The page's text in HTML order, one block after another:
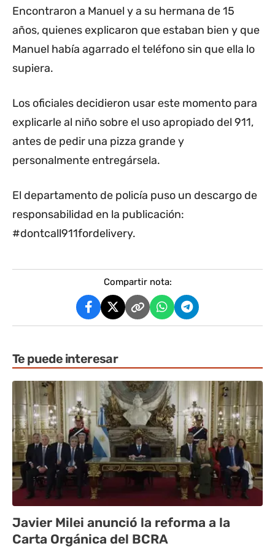
Encontraron a Manuel y a su hermana de 15
años, quienes explicaron que estaban bien y que
Manuel había agarrado el teléfono sin que ella lo
supiera.
Los oficiales decidieron usar este momento para
explicarle al niño sobre el uso apropiado del 911,
antes de pedir una pizza grande y
personalmente entregársela.
El departamento de policía puso un descargo de
responsabilidad en la publicación:
#dontcall911fordelivery.
Compartir nota:
Te puede interesar
Javier Milei anunció la reforma a la
Carta Orgánica del BCRA